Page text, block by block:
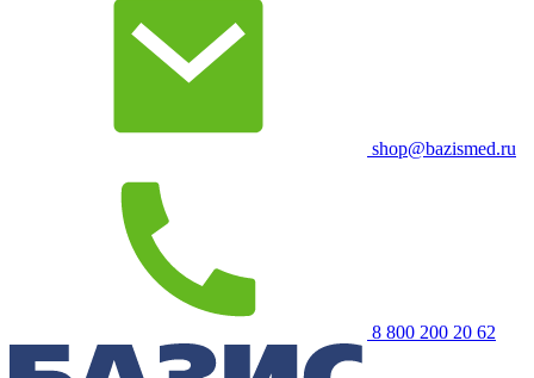
shop@bazismed.ru
8 800 200 20 62